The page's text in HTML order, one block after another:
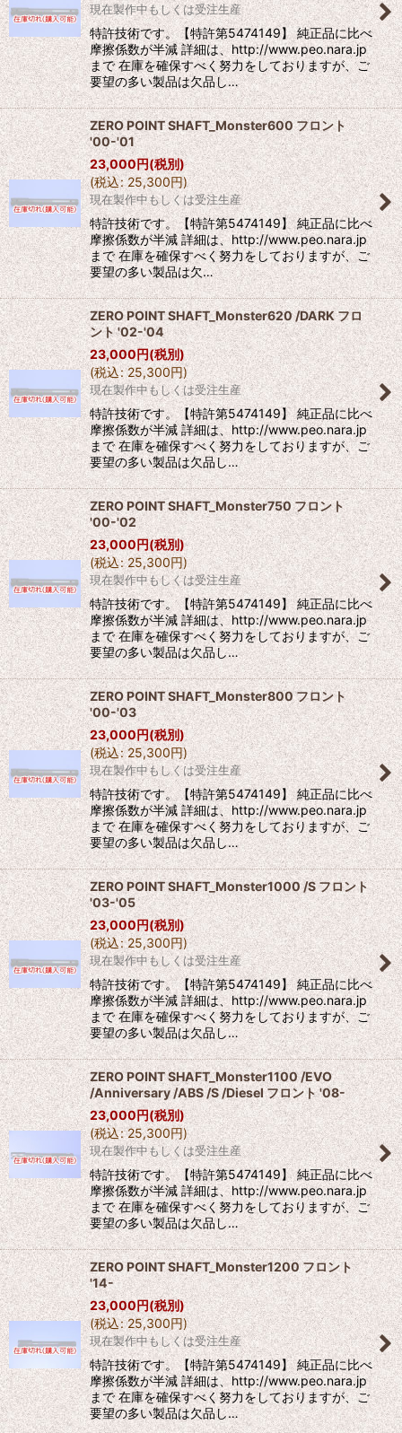
現在製作中もしくは受注生産
特許技術です。【特許第5474149】 純正品に比べ
摩擦係数が半減 詳細は、http://www.peo.nara.jp
まで 在庫を確保すべく努力をしておりますが、ご
要望の多い製品は欠品し…
ZERO POINT SHAFT_Monster600 フロント
'00-'01
23,000円(税別)
(税込: 25,300円)
現在製作中もしくは受注生産
特許技術です。【特許第5474149】 純正品に比べ
摩擦係数が半減 詳細は、http://www.peo.nara.jp
まで 在庫を確保すべく努力をしておりますが、ご
要望の多い製品は欠…
ZERO POINT SHAFT_Monster620 /DARK フロ
ント '02-'04
23,000円(税別)
(税込: 25,300円)
現在製作中もしくは受注生産
特許技術です。【特許第5474149】 純正品に比べ
摩擦係数が半減 詳細は、http://www.peo.nara.jp
まで 在庫を確保すべく努力をしておりますが、ご
要望の多い製品は欠品し…
ZERO POINT SHAFT_Monster750 フロント
'00-'02
23,000円(税別)
(税込: 25,300円)
現在製作中もしくは受注生産
特許技術です。【特許第5474149】 純正品に比べ
摩擦係数が半減 詳細は、http://www.peo.nara.jp
まで 在庫を確保すべく努力をしておりますが、ご
要望の多い製品は欠品し…
ZERO POINT SHAFT_Monster800 フロント
'00-'03
23,000円(税別)
(税込: 25,300円)
現在製作中もしくは受注生産
特許技術です。【特許第5474149】 純正品に比べ
摩擦係数が半減 詳細は、http://www.peo.nara.jp
まで 在庫を確保すべく努力をしておりますが、ご
要望の多い製品は欠品し…
ZERO POINT SHAFT_Monster1000 /S フロント
'03-'05
23,000円(税別)
(税込: 25,300円)
現在製作中もしくは受注生産
特許技術です。【特許第5474149】 純正品に比べ
摩擦係数が半減 詳細は、http://www.peo.nara.jp
まで 在庫を確保すべく努力をしておりますが、ご
要望の多い製品は欠品し…
ZERO POINT SHAFT_Monster1100 /EVO
/Anniversary /ABS /S /Diesel フロント '08-
23,000円(税別)
(税込: 25,300円)
現在製作中もしくは受注生産
特許技術です。【特許第5474149】 純正品に比べ
摩擦係数が半減 詳細は、http://www.peo.nara.jp
まで 在庫を確保すべく努力をしておりますが、ご
要望の多い製品は欠品し…
ZERO POINT SHAFT_Monster1200 フロント
'14-
23,000円(税別)
(税込: 25,300円)
現在製作中もしくは受注生産
特許技術です。【特許第5474149】 純正品に比べ
摩擦係数が半減 詳細は、http://www.peo.nara.jp
まで 在庫を確保すべく努力をしておりますが、ご
要望の多い製品は欠品し…